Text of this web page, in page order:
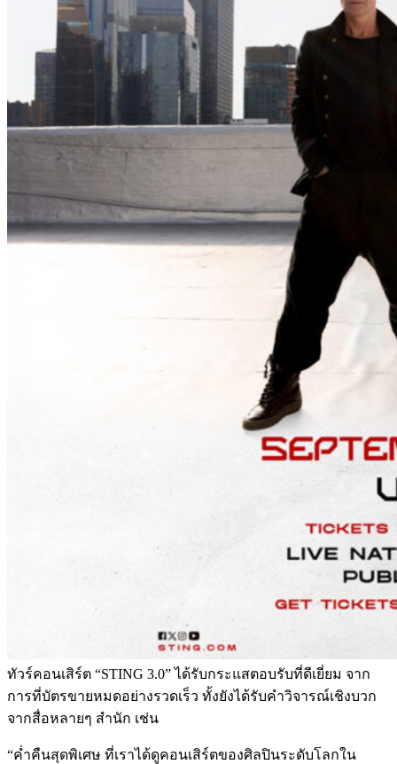
ทัวร์คอนเสิร์ต “STING 3.0” ได้รับกระแสตอบรับที่ดีเยี่ยม จาก
การที่บัตรขายหมดอย่างรวดเร็ว ทั้งยังได้รับคำวิจารณ์เชิงบวก
จากสื่อหลายๆ สำนัก เช่น
“ค่ำคืนสุดพิเศษ ที่เราได้ดูคอนเสิร์ตของศิลปินระดับโลกใน